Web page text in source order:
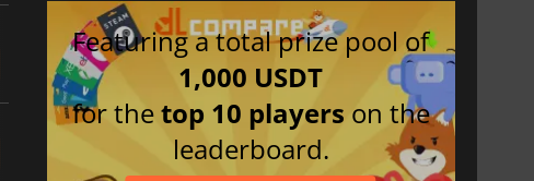
Featuring a total prize pool of
1,000 USDT
for thetop 10 players on the
leaderboard.